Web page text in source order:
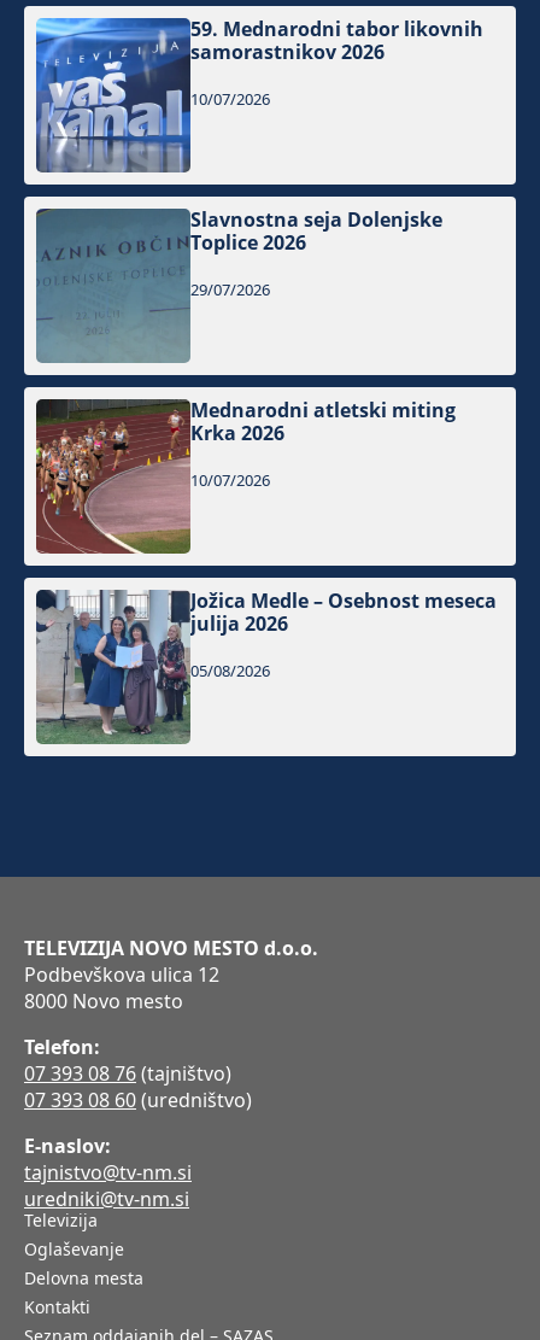
59. Mednarodni tabor likovnih
samorastnikov 2026
10/07/2026
Slavnostna seja Dolenjske
Toplice 2026
29/07/2026
Mednarodni atletski miting
Krka 2026
10/07/2026
Jožica Medle – Osebnost meseca
julija 2026
05/08/2026
TELEVIZIJA NOVO MESTO d.o.o.
Podbevškova ulica 12
8000 Novo mesto
Telefon:
07 393 08 76(tajništvo)
07 393 08 60(uredništvo)
E-naslov:
tajnistvo@tv-nm.si
uredniki@tv-nm.si
Televizija
Oglaševanje
Delovna mesta
Kontakti